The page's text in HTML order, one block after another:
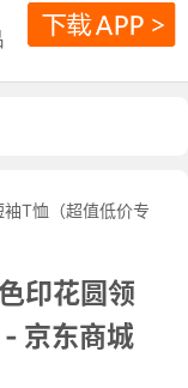
印花圆领
- 京东商城